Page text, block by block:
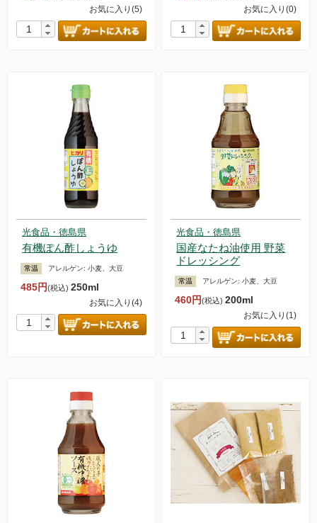
お気に入り(5) お気に入り(0)
光食品・徳島県
有機ぽん酢しょうゆ
常温 アレルゲン: 小麦、大豆
485円(税込) 250ml
お気に入り(4)
光食品・徳島県
国産なたね油使用 野菜
ドレッシング
常温 アレルゲン:小麦、大豆
460円(税込)200ml
お気に入り(1)